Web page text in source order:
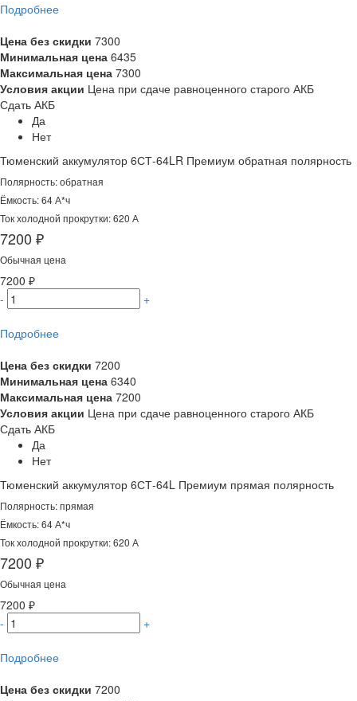
Подробнее
Цена без скидки 7300
Минимальная цена 6435
Максимальная цена 7300
Условия акции Цена при сдаче равноценного старого АКБ
Сдать АКБ
Да
Нет
Тюменский аккумулятор 6СТ-64LR Премиум обратная полярность
Полярность: обратная
Ёмкость: 64 А*ч
Ток холодной прокрутки: 620 А
7200 ₽
Обычная цена
7200 ₽
-
+
Подробнее
Цена без скидки 7200
Минимальная цена 6340
Максимальная цена 7200
Условия акции Цена при сдаче равноценного старого АКБ
Сдать АКБ
Да
Нет
Тюменский аккумулятор 6СТ-64L Премиум прямая полярность
Полярность: прямая
Ёмкость: 64 А*ч
Ток холодной прокрутки: 620 А
7200 ₽
Обычная цена
7200 ₽
-
+
Подробнее
Цена без скидки 7200